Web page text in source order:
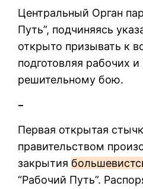
Центральный Орган
Путь”, подчиняясь
открыто призывать к
подготовляя рабочих и
решительному бою.
–
Первая открытая
правительством
закрытия
“Рабочий Путь”.